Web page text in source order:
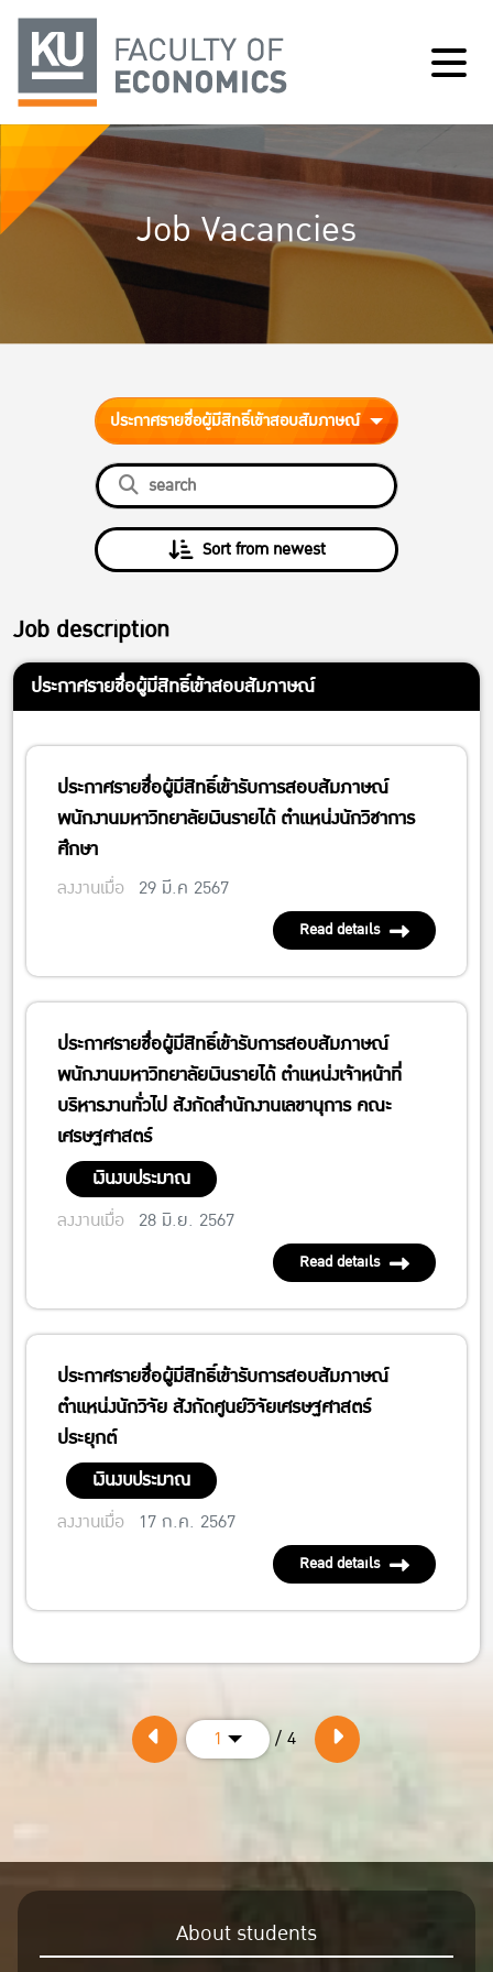
Job Vacancies
ประกาศรายชื่อผู้มีสิทธิ์เข้าสอบสัมภาษณ์
Sort from newest
Job description
ประกาศรายชื่อผู้มีสิทธิ์เข้าสอบสัมภาษณ์
ประกาศรายชื่อผู้มีสิทธิ์เข้ารับการสอบสัมภาษณ์
พนักงานมหาวิทยาลัยเงินรายได้ ตำแหน่งนักวิชาการ
ศึกษา
ลงงานเมื่อ 29 มี.ค 2567
Read details
ประกาศรายชื่อผู้มีสิทธิ์เข้ารับการสอบสัมภาษณ์
พนักงานมหาวิทยาลัยเงินรายได้ ตำแหน่งเจ้าหน้าที่
บริหารงานทั่วไป สังกัดสำนักงานเลขานุการ คณะ
เศรษฐศาสตร์
เงินงบประมาณ
ลงงานเมื่อ 28 มิ.ย. 2567
Read details
ประกาศรายชื่อผู้มีสิทธิ์เข้ารับการสอบสัมภาษณ์
ตำแหน่งนักวิจัย สังกัดศูนย์วิจัยเศรษฐศาสตร์
ประยุกต์
เงินงบประมาณ
ลงงานเมื่อ 17 ก.ค. 2567
Read details
1 / 4
About students